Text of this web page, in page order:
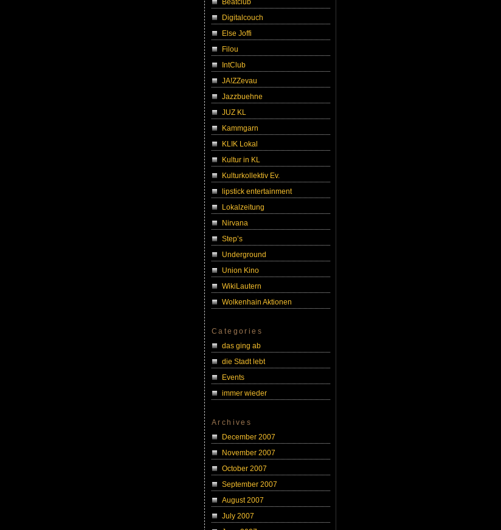
Beatclub
Digitalcouch
Else Joffi
Filou
IntClub
JA!ZZevau
Jazzbuehne
JUZ KL
Kammgarn
KLIK Lokal
Kultur in KL
Kulturkollektiv Ev.
lipstick entertainment
Lokalzeitung
Nirvana
Step’s
Underground
Union Kino
WikiLautern
Wolkenhain Aktionen
Categories
das ging ab
die Stadt lebt
Events
immer wieder
Archives
December 2007
November 2007
October 2007
September 2007
August 2007
July 2007